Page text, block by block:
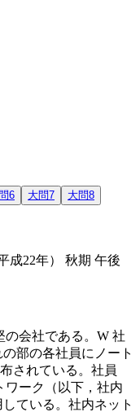
6 大問7
大問8
成22年） 秋期 午後
の会社である。W 社
部の各社員にノート
されている。社員
ワーク（以下，社内
ている。社内ネット